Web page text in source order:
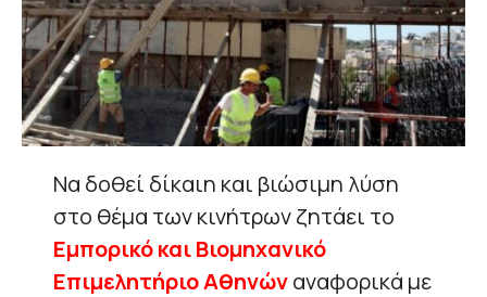
Να δοθεί δίκαιη και βιώσιμη λύση
στο θέμα των κινήτρων ζητάει το
Εμπορικό και Βιομηχανικό
Επιμελητήριο Αθηνώναναφορικά με